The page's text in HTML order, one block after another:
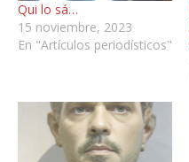
Qui lo sá…
15 noviembre, 2023
En "Artículos periodísticos"